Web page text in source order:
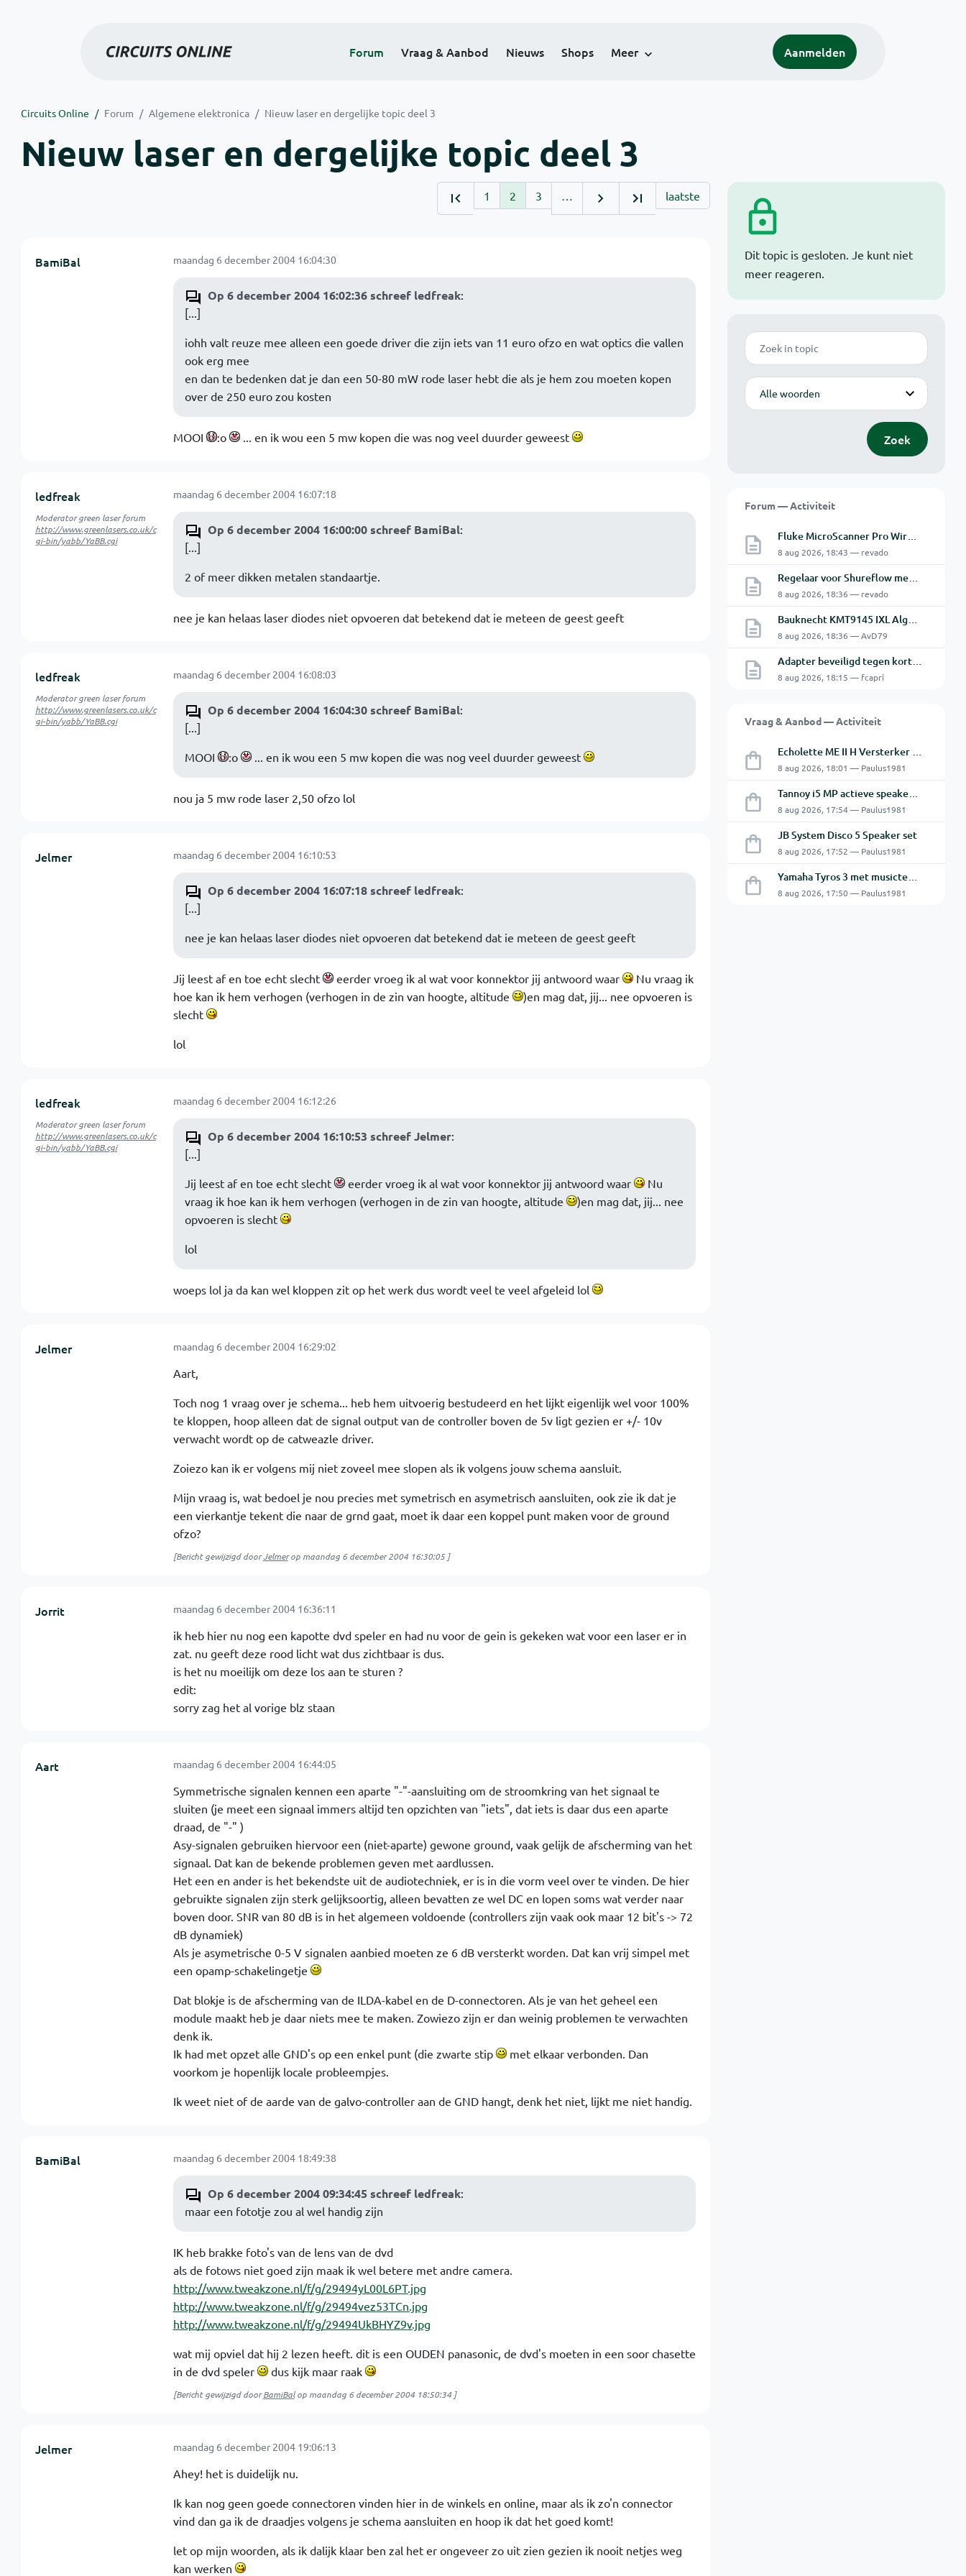
Forum Vraag & Aanbod Nieuws Shops Meer Aanmelden
Circuits Online Forum Algemene elektronica Nieuw laser en dergelijke topic deel 3
Nieuw laser en dergelijke topic deel 3
Dit topic is gesloten. Je kunt niet
meer reageren.
Zoek
Modus
Zoek
Forum — Activiteit
Fluke MicroScanner Pro Wiremap adapter
8 aug 2026, 18:43 — revado
Regelaar voor Shureflow membraanpomp
8 aug 2026, 18:36 — revado
Bauknecht KMT9145 IXL Algemeen Alarm na Bezig met verwarmen
8 aug 2026, 18:36 — AvD79
Adapter beveiligd tegen kortsluiting maar toch defect?
8 aug 2026, 18:15 — fcapri
Vraag & Aanbod — Activiteit
Echolette ME II H Versterker Top en Cabine
8 aug 2026, 18:01 — Paulus1981
Tannoy i5 MP actieve speakers - Gebruikt
8 aug 2026, 17:54 — Paulus1981
JB System Disco 5 Speaker set
8 aug 2026, 17:52 — Paulus1981
Yamaha Tyros 3 met musictech MT 50 B-Grif
8 aug 2026, 17:50 — Paulus1981
1 2 3 … laatste
BamiBal maandag 6 december 2004 16:04:30
Op 6 december 2004 16:02:36 schreef ledfreak:
[...]
iohh valt reuze mee alleen een goede driver die zijn iets van 11 euro ofzo en wat optics die vallen
ook erg mee
en dan te bedenken dat je dan een 50-80 mW rode laser hebt die als je hem zou moeten kopen
over de 250 euro zou kosten
MOOI :o ... en ik wou een 5 mw kopen die was nog veel duurder geweest
ledfreak
Moderator green laser forum
http://www.greenlasers.co.uk/c
gi-bin/yabb/YaBB.cgi
maandag 6 december 2004 16:07:18
Op 6 december 2004 16:00:00 schreef BamiBal:
[...]
2 of meer dikken metalen standaartje.
nee je kan helaas laser diodes niet opvoeren dat betekend dat ie meteen de geest geeft
ledfreak
Moderator green laser forum
http://www.greenlasers.co.uk/c
gi-bin/yabb/YaBB.cgi
maandag 6 december 2004 16:08:03
Op 6 december 2004 16:04:30 schreef BamiBal:
[...]
MOOI :o ... en ik wou een 5 mw kopen die was nog veel duurder geweest
nou ja 5 mw rode laser 2,50 ofzo lol
Jelmer maandag 6 december 2004 16:10:53
Op 6 december 2004 16:07:18 schreef ledfreak:
[...]
nee je kan helaas laser diodes niet opvoeren dat betekend dat ie meteen de geest geeft
Jij leest af en toe echt slecht eerder vroeg ik al wat voor konnektor jij antwoord waar
Nu vraag ik
hoe kan ik hem verhogen (verhogen in de zin van hoogte, altitude
)en mag dat, jij... nee opvoeren is
slecht
lol
ledfreak
Moderator green laser forum
http://www.greenlasers.co.uk/c
gi-bin/yabb/YaBB.cgi
maandag 6 december 2004 16:12:26
Op 6 december 2004 16:10:53 schreef Jelmer:
[...]
Jij leest af en toe echt slecht eerder vroeg ik al wat voor konnektor jij antwoord waar
Nu
vraag ik hoe kan ik hem verhogen (verhogen in de zin van hoogte, altitude
)en mag dat, jij... nee
opvoeren is slecht
lol
woeps lol ja da kan wel kloppen zit op het werk dus wordt veel te veel afgeleid lol
Jelmer maandag 6 december 2004 16:29:02
Aart,
Toch nog 1 vraag over je schema... heb hem uitvoerig bestudeerd en het lijkt eigenlijk wel voor 100%
te kloppen, hoop alleen dat de signal output van de controller boven de 5v ligt gezien er +/- 10v
verwacht wordt op de catweazle driver.
Zoiezo kan ik er volgens mij niet zoveel mee slopen als ik volgens jouw schema aansluit.
Mijn vraag is, wat bedoel je nou precies met symetrisch en asymetrisch aansluiten, ook zie ik dat je
een vierkantje tekent die naar de grnd gaat, moet ik daar een koppel punt maken voor de ground
ofzo?
[Bericht gewijzigd doorJelmerop maandag 6 december 2004 16:30:05]
Jorrit maandag 6 december 2004 16:36:11
ik heb hier nu nog een kapotte dvd speler en had nu voor de gein is gekeken wat voor een laser er in
zat. nu geeft deze rood licht wat dus zichtbaar is dus.
is het nu moeilijk om deze los aan te sturen ?
edit:
sorry zag het al vorige blz staan
Aart maandag 6 december 2004 16:44:05
Symmetrische signalen kennen een aparte "-"-aansluiting om de stroomkring van het signaal te
sluiten (je meet een signaal immers altijd ten opzichten van "iets", dat iets is daar dus een aparte
draad, de "-" )
Asy-signalen gebruiken hiervoor een (niet-aparte) gewone ground, vaak gelijk de afscherming van het
signaal. Dat kan de bekende problemen geven met aardlussen.
Het een en ander is het bekendste uit de audiotechniek, er is in die vorm veel over te vinden. De hier
gebruikte signalen zijn sterk gelijksoortig, alleen bevatten ze wel DC en lopen soms wat verder naar
boven door. SNR van 80 dB is in het algemeen voldoende (controllers zijn vaak ook maar 12 bit's -> 72
dB dynamiek)
Als je asymetrische 0-5 V signalen aanbied moeten ze 6 dB versterkt worden. Dat kan vrij simpel met
een opamp-schakelingetje
Dat blokje is de afscherming van de ILDA-kabel en de D-connectoren. Als je van het geheel een
module maakt heb je daar niets mee te maken. Zowiezo zijn er dan weinig problemen te verwachten
denk ik.
Ik had met opzet alle GND's op een enkel punt (die zwarte stip
met elkaar verbonden. Dan
voorkom je hopenlijk locale probleempjes.
Ik weet niet of de aarde van de galvo-controller aan de GND hangt, denk het niet, lijkt me niet handig.
BamiBal maandag 6 december 2004 18:49:38
Op 6 december 2004 09:34:45 schreef ledfreak:
maar een fototje zou al wel handig zijn
IK heb brakke foto's van de lens van de dvd
als de fotows niet goed zijn maak ik wel betere met andre camera.
http://www.tweakzone.nl/f/g/29494yL00L6PT.jpg
http://www.tweakzone.nl/f/g/29494vez53TCn.jpg
http://www.tweakzone.nl/f/g/29494UkBHYZ9v.jpg
wat mij opviel dat hij 2 lezen heeft. dit is een OUDEN panasonic, de dvd's moeten in een soor chasette
in de dvd speler
dus kijk maar raak
[Bericht gewijzigd doorBamiBalop maandag 6 december 2004 18:50:34]
Jelmer maandag 6 december 2004 19:06:13
Ahey! het is duidelijk nu.
Ik kan nog geen goede connectoren vinden hier in de winkels en online, maar als ik zo'n connector
vind dan ga ik de draadjes volgens je schema aansluiten en hoop ik dat het goed komt!
let op mijn woorden, als ik dalijk klaar ben zal het er ongeveer zo uit zien gezien ik nooit netjes weg
kan werken